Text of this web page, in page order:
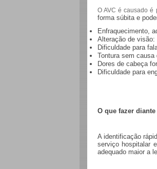
O AVC é causado
forma súbita e
Enfraquecimento,
Alteração de
Dificuldade para
Tontura sem
Dores de cabeça
Dificuldade para
O que fazer
A identificação
serviço hospitalar
adequado maior a